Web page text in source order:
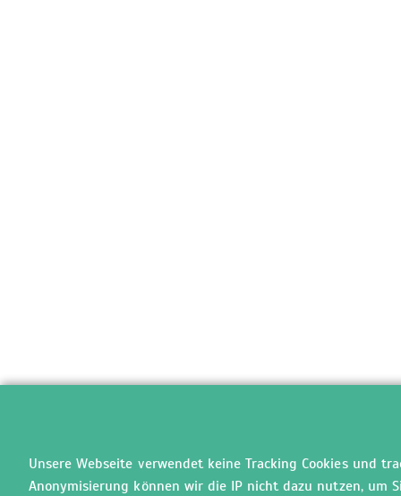
Unsere Webseite verwendet keine Tracking Cookies und
Anonymisierung können wir die IP nicht dazu nutzen, um